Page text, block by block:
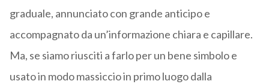
graduale, annunciato con grande anticipo e
accompagnato da un’informazione chiara e capillare.
Ma, se siamo riusciti a farlo per un bene simbolo e
usato in modo massiccio in primo luogo dalla